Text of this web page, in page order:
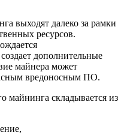
выходят далеко за рамки
ресурсов.
дополнительные
майнера может
вредоносным ПО.
майнинга складывается из